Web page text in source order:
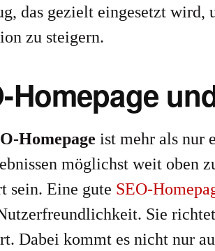
das gezielt eingesetzt
zu steigern.
Homepage
Homepage ist mehr als nur
möglichst weit oben
sein. Eine gute SEO-
Sie
Dabei kommt es nicht nur